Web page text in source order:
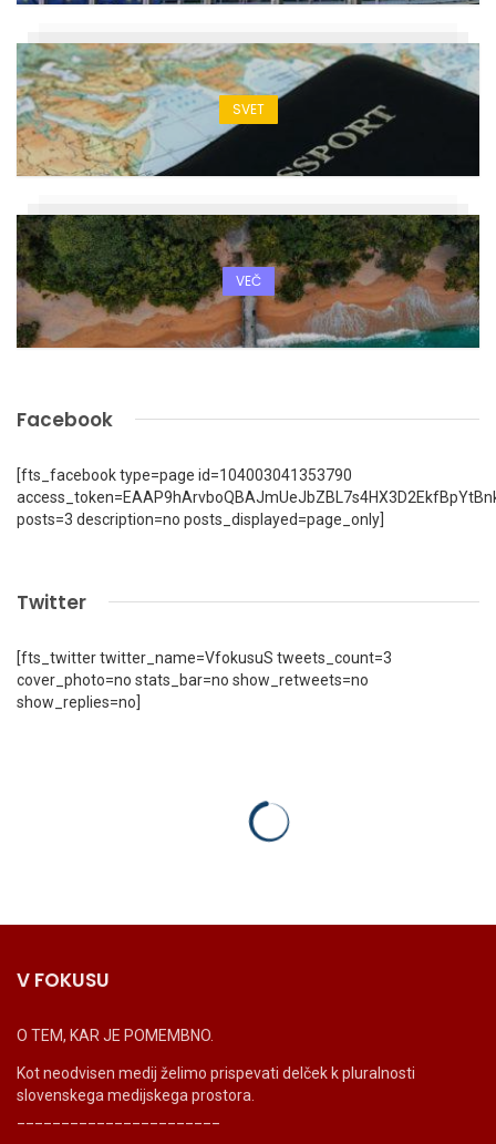
SVET
VEČ
Facebook
[fts_facebook type=page id=104003041353790
posts=3 description=no posts_displayed=page_only]
Twitter
[fts_twitter twitter_name=VfokusuS tweets_count=3
cover_photo=no stats_bar=no show_retweets=no
show_replies=no]
V FOKUSU
O TEM, KAR JE POMEMBNO.
Kot neodvisen medij želimo prispevati delček k pluralnosti
slovenskega medijskega prostora.